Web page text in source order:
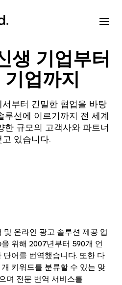
생 기업부터
업까지
부터 긴밀한 협업을 바탕
루션에 이르기까지 전 세계
한 규모의 고객사와 파트너
고 있습니다.
온라인 광고 솔루션 제공 업
위해 2007년부터 590개 언
어를 번역했습니다. 또한 다
키워드를 분류할 수 있는 맞
며 전문 번역 서비스를